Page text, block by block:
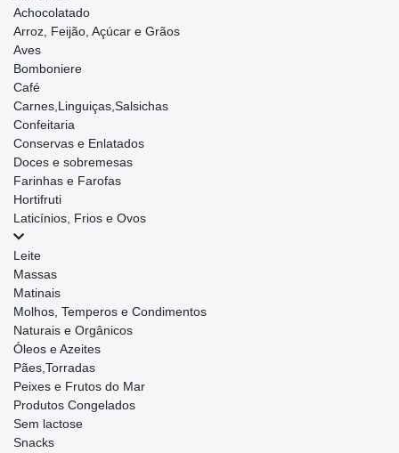
Achocolatado
Arroz, Feijão, Açúcar e Grãos
Aves
Bomboniere
Café
Carnes,Linguiças,Salsichas
Confeitaria
Conservas e Enlatados
Doces e sobremesas
Farinhas e Farofas
Hortifruti
Laticínios, Frios e Ovos
Leite
Massas
Matinais
Molhos, Temperos e Condimentos
Naturais e Orgânicos
Óleos e Azeites
Pães,Torradas
Peixes e Frutos do Mar
Produtos Congelados
Sem lactose
Snacks